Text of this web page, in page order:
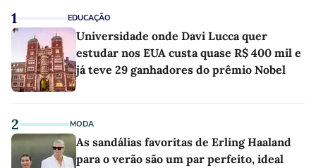
1 EDUCAÇÃO
Universidade onde Davi Lucca quer
estudar nos EUA custa quase R$ 400 mil e
já teve 29 ganhadores do prêmio Nobel
2 MODA
As sandálias favoritas de Erling Haaland
para o verão são um par perfeito, ideal